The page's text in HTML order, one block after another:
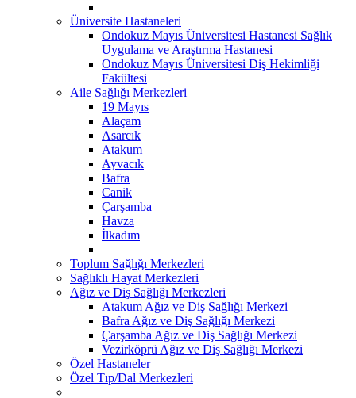
Üniversite Hastaneleri
Ondokuz Mayıs Üniversitesi Hastanesi Sağlık
Uygulama ve Araştırma Hastanesi
Ondokuz Mayıs Üniversitesi Diş Hekimliği
Fakültesi
Aile Sağlığı Merkezleri
19 Mayıs
Alaçam
Asarcık
Atakum
Ayvacık
Bafra
Canik
Çarşamba
Havza
İlkadım
Toplum Sağlığı Merkezleri
Sağlıklı Hayat Merkezleri
Ağız ve Diş Sağlığı Merkezleri
Atakum Ağız ve Diş Sağlığı Merkezi
Bafra Ağız ve Diş Sağlığı Merkezi
Çarşamba Ağız ve Diş Sağlığı Merkezi
Vezirköprü Ağız ve Diş Sağlığı Merkezi
Özel Hastaneler
Özel Tıp/Dal Merkezleri